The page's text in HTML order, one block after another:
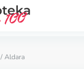
/ Aldara